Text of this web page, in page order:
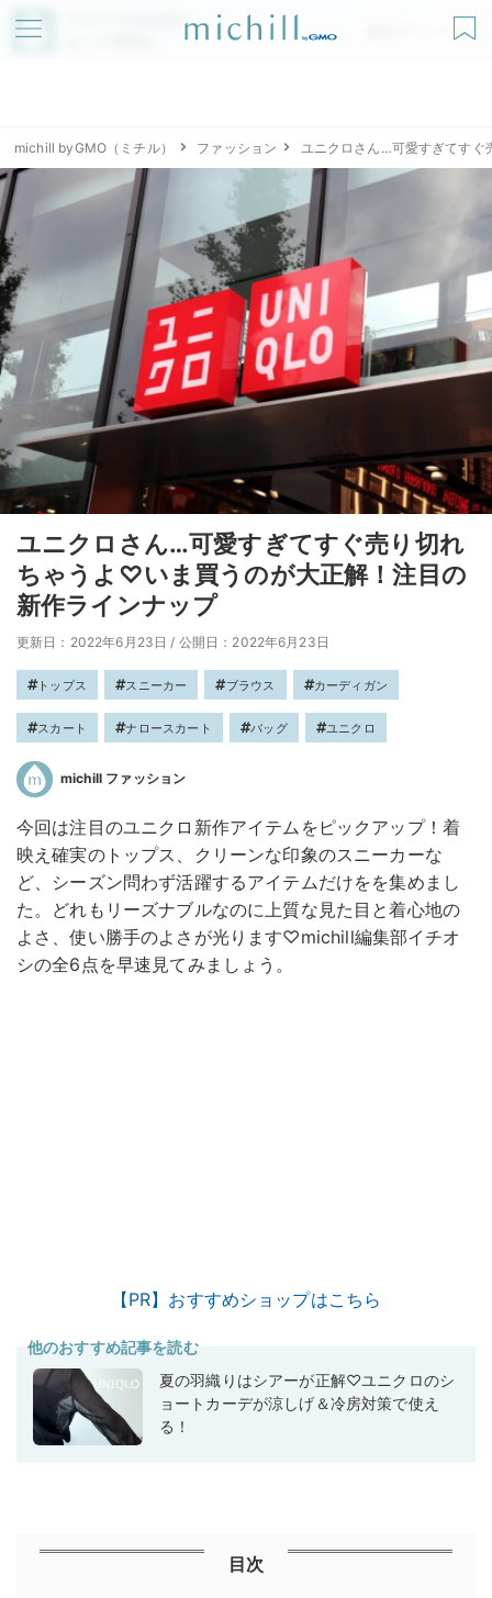
アプリでmichillが
無料ダウンロード
michill byGMO（ミチル） ファッション ユニクロさん…可愛すぎてすぐ
ユニクロさん…可愛すぎてすぐ売り切れ
ちゃうよ♡いま買うのが大正解！注目の
新作ラインナップ
更新日：2022年6月23日 / 公開日：2022年6月23日
トップス スニーカー ブラウス カーディガン
スカート ナロースカート バッグ ユニクロ
michill ファッション
今回は注目のユニクロ新作アイテムをピックアップ！着
映え確実のトップス、クリーンな印象のスニーカーな
ど、シーズン問わず活躍するアイテムだけをを集めまし
た。どれもリーズナブルなのに上質な見た目と着心地の
よさ、使い勝手のよさが光ります♡michill編集部イチオ
シの全6点を早速見てみましょう。
【PR】おすすめショップはこちら
他のおすすめ記事を読む
夏の羽織りはシアーが正解♡ユニクロのシ
ョートカーデが涼しげ＆冷房対策で使え
る！
目次